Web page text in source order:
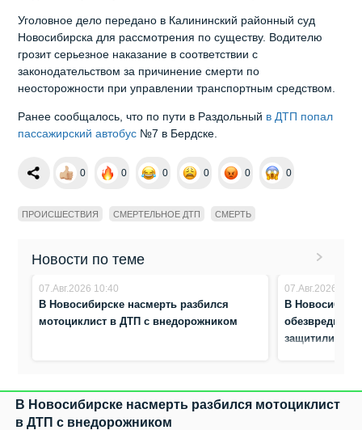
Уголовное дело передано в Калининский районный суд
Новосибирска для рассмотрения по существу. Водителю
грозит серьезное наказание в соответствии с
законодательством за причинение смерти по
неосторожности при управлении транспортным средством.
Ранее сообщалось, что по пути в Раздольный в ДТП попал
пассажирский автобус №7 в Бердске.
0 0 0 0 0 0
ПРОИСШЕСТВИЯ СМЕРТЕЛЬНОЕ ДТП СМЕРТЬ
Новости по теме
07.Авг.2026 10:40
В Новосибирске насмерть разбился
мотоциклист в ДТП с внедорожником
07.Авг.2026
В
обезвредили
защитили
В Новосибирске насмерть разбился мотоциклист
в ДТП с внедорожником